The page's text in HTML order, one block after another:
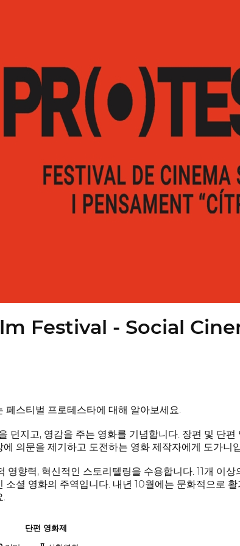
Festival - Social
페스티벌 프로테스타에 대해 알아보세요.
던지고, 영감을 주는 영화를 기념합니다. 장편 및 단
의문을 제기하고 도전하는 영화 제작자에게 도가니
영향력, 혁신적인 스토리텔링을 수용합니다. 11개 이
소셜 영화의 주역입니다. 내년 10월에는 문화적으로
.
단편 영화제